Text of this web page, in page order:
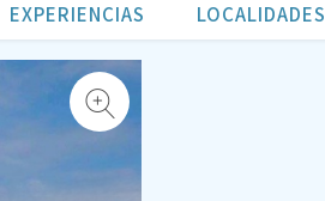
EXPERIENCIAS LOCALIDADES